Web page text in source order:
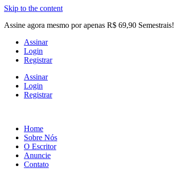
Skip to the content
Assine agora mesmo por apenas R$ 69,90 Semestrais!
Assinar
Login
Registrar
Assinar
Login
Registrar
Home
Sobre Nós
O Escritor
Anuncie
Contato